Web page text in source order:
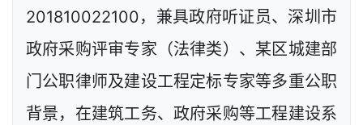
201810022100，兼具政府听证员、深圳市
政府采购评审专家（法律类）、某区城建部
门公职律师及建设工程定标专家等多重公职
背景，在建筑工务、政府采购等工程建设系